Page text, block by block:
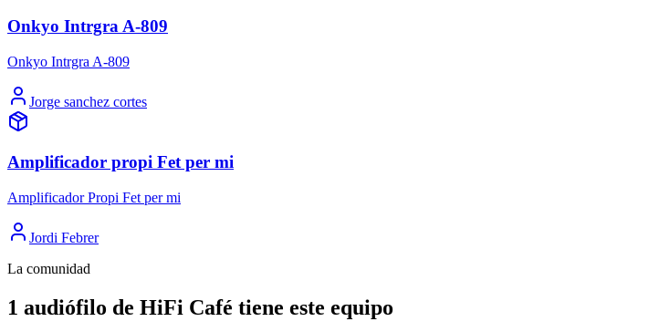
Onkyo Intrgra A-809
Onkyo Intrgra A-809
Jorge sanchez cortes
Amplificador propi Fet per mi
Amplificador Propi Fet per mi
Jordi Febrer
La comunidad
1 audiófilo de HiFi Café tiene este equipo